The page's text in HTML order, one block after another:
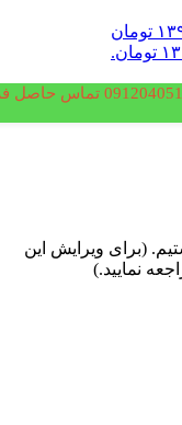
قیمت اصلی: ۱۳۹۹۹۰۰۰ تومان
هستیم. (برای ویرایش این
نمایید.)